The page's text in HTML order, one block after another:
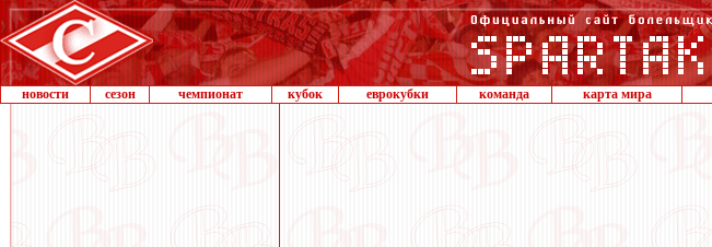
новости сезон чемпионат кубок еврокубки команда карта мира